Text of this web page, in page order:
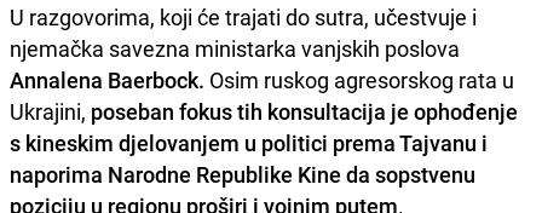
U razgovorima, koji će trajati do sutra, učestvuje i
njemačka savezna ministarka vanjskih poslova
Annalena Baerbock. Osim ruskog agresorskog rata u
Ukrajini, poseban fokus tih konsultacija je ophođenje
s kineskim djelovanjem u politici prema Tajvanu i
naporima Narodne Republike Kine da sopstvenu
poziciju u regionu proširi i vojnim putem.